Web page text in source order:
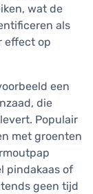
wat de
als
effect op
een
die
Populair
met groenten
pindakaas of
geen tijd